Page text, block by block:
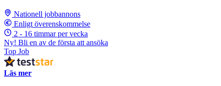
Nationell jobbannons
Enligt överenskommelse
2 - 16 timmar per vecka
Ny! Bli en av de första att ansöka
Top Job
Läs mer